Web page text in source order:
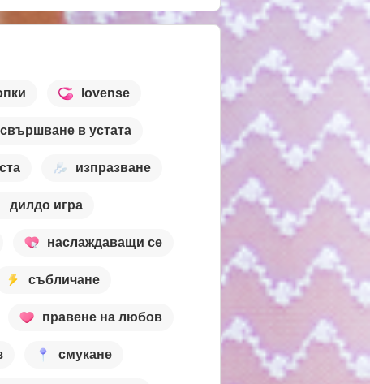
lovense
свършване в устата
изпразване
дилдо игра
наслаждаващи се
събличане
правене на любов
смукане